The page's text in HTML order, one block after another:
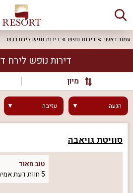
עמוד ראשי דירות נופש דירות נופש לירח דבש
דירות נופש לירח
מיון
הגעה עזיבה
סוויטת גויאבה
טוב מאוד
5 חוות דעת אמיתיות